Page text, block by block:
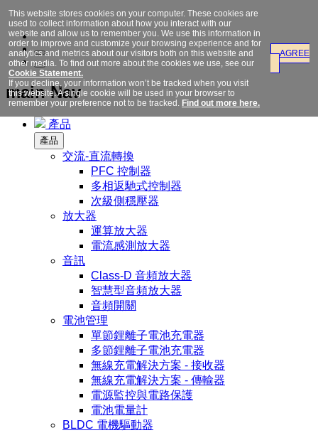
main Nav
產品
產品
交流-直流轉換
PFC 控制器
多相返馳式控制器
次級側穩壓器
放大器
運算放大器
電流感測放大器
音訊
Class-D 音頻放大器
智慧型音頻放大器
音頻開關
電池管理
單節鋰離子電池充電器
多節鋰離子電池充電器
無線充電解決方案 - 接收器
無線充電解決方案 - 傳輸器
電源監控與電路保護
電池電量計
BLDC 電機驅動器
AGREE
This website stores cookies on your computer. These cookies are
used to collect information about how you interact with our
website and allow us to remember you. We use this information in
order to improve and customize your browsing experience and for
analytics and metrics about our visitors both on this website and
other media. To find out more about the cookies we use, see our
Cookie Statement.
If you decline, your information won’t be tracked when you visit
this website. A single cookie will be used in your browser to
remember your preference not to be tracked. Find out more here.